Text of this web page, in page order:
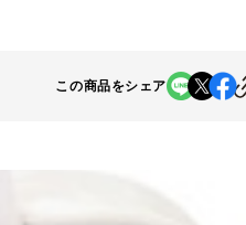
この商品をシェア